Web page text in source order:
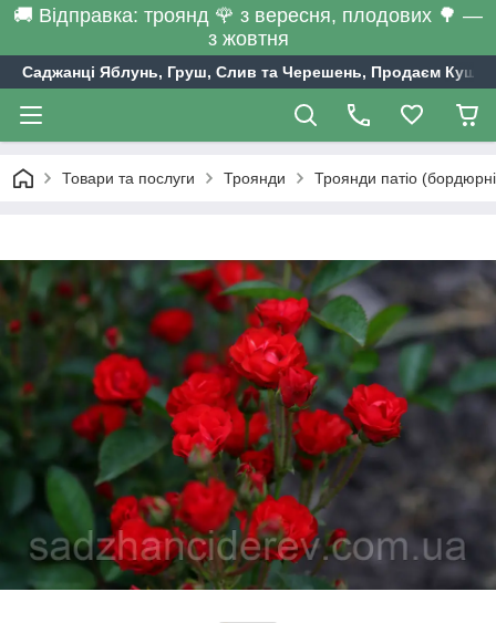
🚚 Відправка: троянд 🌹 з вересня, плодових 🌳 —
з жовтня
Саджанці Яблунь, Груш, Слив та Черешень, Продаєм Кущі
Товари та послуги Троянди Троянди патіо